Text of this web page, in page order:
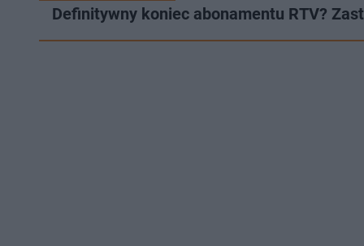
Definitywny koniec abonamentu RTV?